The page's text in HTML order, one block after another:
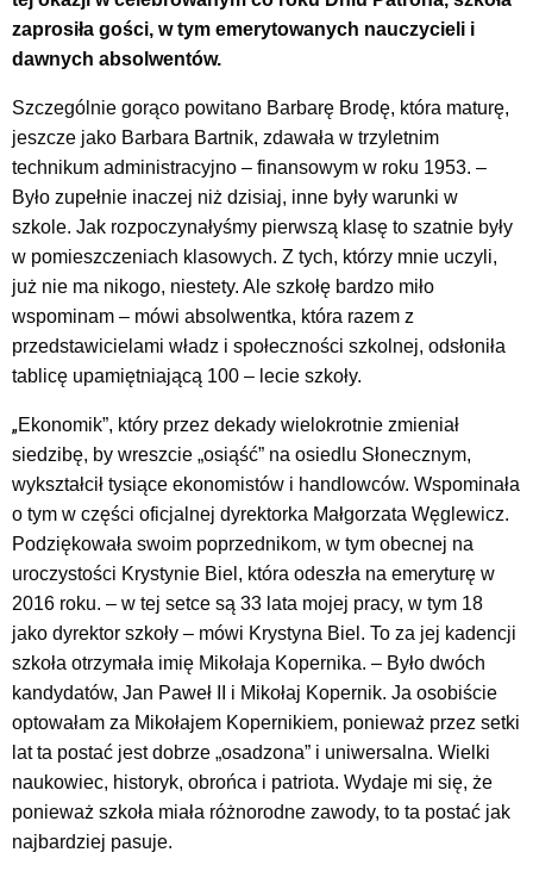
zaprosiła gości, w tym emerytowanych nauczycieli i
dawnych absolwentów.
Szczególnie gorąco powitano Barbarę Brodę, która maturę,
jeszcze jako Barbara Bartnik, zdawała w trzyletnim
technikum administracyjno – finansowym w roku 1953. –
Było zupełnie inaczej niż dzisiaj, inne były warunki w
szkole. Jak rozpoczynałyśmy pierwszą klasę to szatnie były
w pomieszczeniach klasowych. Z tych, którzy mnie uczyli,
już nie ma nikogo, niestety. Ale szkołę bardzo miło
wspominam – mówi absolwentka, która razem z
przedstawicielami władz i społeczności szkolnej, odsłoniła
tablicę upamiętniającą 100 – lecie szkoły.
„Ekonomik”, który przez dekady wielokrotnie zmieniał
siedzibę, by wreszcie „osiąść” na osiedlu Słonecznym,
wykształcił tysiące ekonomistów i handlowców. Wspominała
o tym w części oficjalnej dyrektorka Małgorzata Węglewicz.
Podziękowała swoim poprzednikom, w tym obecnej na
uroczystości Krystynie Biel, która odeszła na emeryturę w
2016 roku. – w tej setce są 33 lata mojej pracy, w tym 18
jako dyrektor szkoły – mówi Krystyna Biel. To za jej kadencji
szkoła otrzymała imię Mikołaja Kopernika. – Było dwóch
kandydatów, Jan Paweł II i Mikołaj Kopernik. Ja osobiście
optowałam za Mikołajem Kopernikiem, ponieważ przez setki
lat ta postać jest dobrze „osadzona” i uniwersalna. Wielki
naukowiec, historyk, obrońca i patriota. Wydaje mi się, że
ponieważ szkoła miała różnorodne zawody, to ta postać jak
najbardziej pasuje.